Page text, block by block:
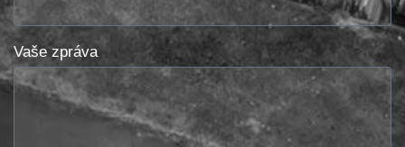
Vaše zpráva